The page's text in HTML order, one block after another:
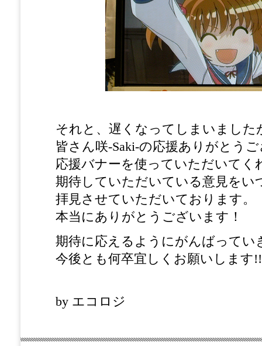
それと、遅くなってしまいました
皆さん咲-Saki-の応援ありがとう
応援バナーを使っていただいてく
期待していただいている意見をい
拝見させていただいております。
本当にありがとうございます！
期待に応えるようにがんばってい
今後とも何卒宜しくお願いします
by エコロジ